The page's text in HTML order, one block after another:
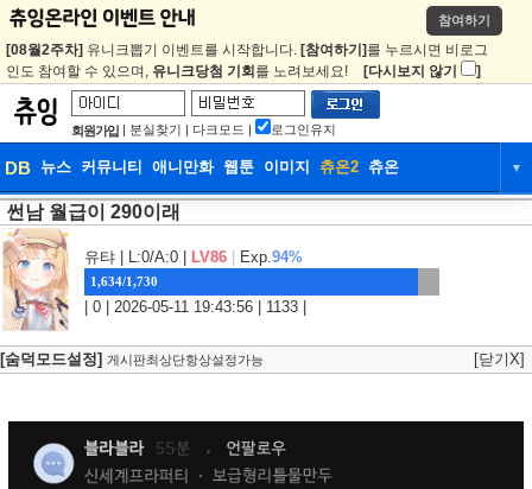
참여하기
[08월2주차] 유니크뽑기 이벤트를 시작합니다. [참여하기] 를 누르시면 비로그
인도 참여할 수 있으며, 유니크당첨 기회 를 노려보세요! [다시보지 않기 ]
회원가입 | 분실찾기 | 다크모드 | 로그인유지
DB 뉴스 커뮤니티 애니만화 웹툰 이미지 츄온2 츄온 ▼
DB
웹툰 이미지
썬남 월급이 290이래
유탸 | L:0/A:0 | LV86 Exp.94%
1,634/1,730
| 0 | 2026-05-11 19:43:56 | 1133 |
[숨덕모드설정] 게시판최상단항상설정가능 [닫기X]